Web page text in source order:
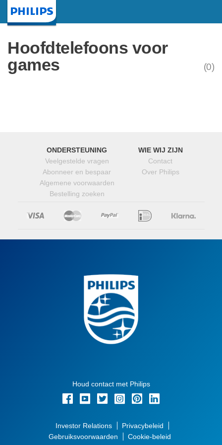
Hoofdtelefoons voor
games
(0)
ONDERSTEUNING
Veelgestelde vragen
Abonneer en bespaar
Algemene voorwaarden
Bestelling zoeken
WIE WIJ ZIJN
Contact
Over Philips
Houd contact met Philips
Investor Relations
Privacybeleid
Gebruiksvoorwaarden
Cookie-beleid